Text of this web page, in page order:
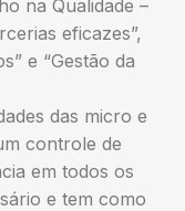
na Qualidade –
eficazes”,
e “Gestão da
das micro e
controle de
em todos os
e tem como